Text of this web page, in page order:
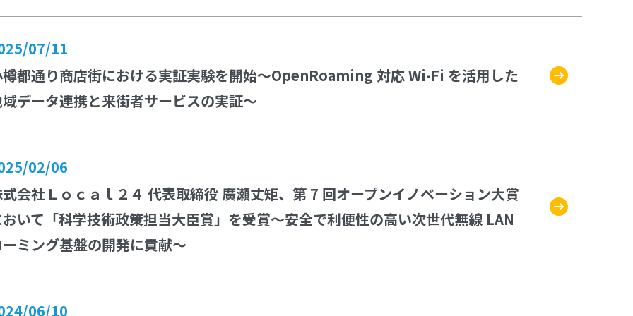
07/11
樽都通り商店街における実証実験を開始～OpenRoaming 対応 Wi-Fi を活用した
データ連携と来街者サービスの実証～
02/06
会社Ｌｏｃａｌ２４ 代表取締役 廣瀬丈矩、第 7 回オープンイノベーション大賞
おいて「科学技術政策担当大臣賞」を受賞〜安全で利便性の高い次世代無線 LAN
ーミング基盤の開発に貢献〜
06/10